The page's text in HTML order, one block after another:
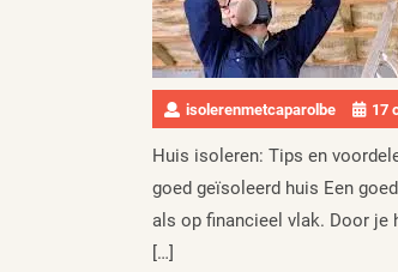
isolerenmetcaparolbe 17
Huis isoleren: Tips en
goed geïsoleerd huis Een
als op financieel vlak. Door je
[…]